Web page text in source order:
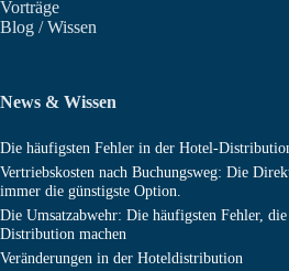
Vorträge
Blog / Wissen
News & Wissen
Die häufigsten Fehler in der Hotel-
Vertriebskosten nach Buchungsweg: Die
immer die günstigste Option.
Die Umsatzabwehr: Die häufigsten Fehler,
Distribution machen
Veränderungen in der Hoteldistribution